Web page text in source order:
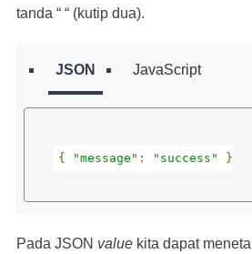
tanda “ “ (kutip dua).
JSON JavaScript
{ "message" : "success" }
Pada JSON valuekita dapat